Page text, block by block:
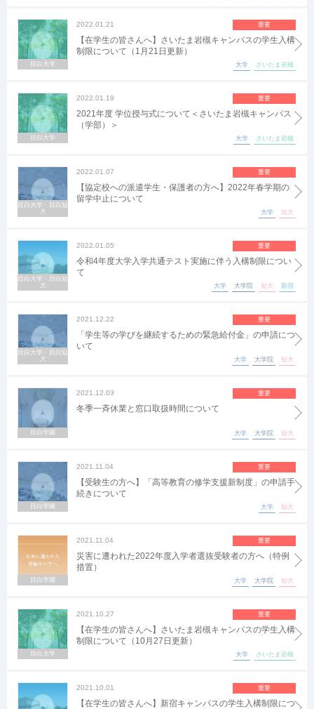
2022.01.21 重要
【在学生の皆さんへ】さいたま岩槻キャンパスの学生入構
制限について（1月21日更新）
大学 さいたま岩槻
目白大学
2022.01.19 重要
2021年度 学位授与式について＜さいたま岩槻キャンパス
（学部）＞
大学 さいたま岩槻
目白大学
2022.01.07 重要
【協定校への派遣学生・保護者の方へ】2022年春学期の
留学中止について
大学 短大
目白大学・目白短
大
2022.01.05 重要
令和4年度大学入学共通テスト実施に伴う入構制限につい
て
大学 大学院 短大 新宿
目白大学・目白短
大
2021.12.22 重要
「学生等の学びを継続するための緊急給付金」の申請につ
いて
大学 大学院 短大
目白大学・目白短
大
2021.12.03 重要
冬季一斉休業と窓口取扱時間について
大学 大学院 短大
目白学園
2021.11.04 重要
【受験生の方へ】「高等教育の修学支援新制度」の申請手
続きについて
大学 短大
目白学園
2021.11.04 重要
災害に遭われた2022年度入学者選抜受験者の方へ（特例
措置）
大学 大学院 短大
目白学園
2021.10.27 重要
【在学生の皆さんへ】さいたま岩槻キャンパスの学生入構
制限について（10月27日更新）
大学 さいたま岩槻
目白大学
2021.10.01 重要
【在学生の皆さんへ】新宿キャンパスの学生入構制限につ